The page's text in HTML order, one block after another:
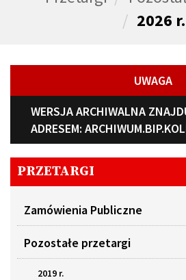
2026 r.
UWAGA
WERSJA ARCHIWALNA
ADRESEM:
PRZETARGI
Zamówienia Publiczne
Pozostałe przetargi
2019 r.